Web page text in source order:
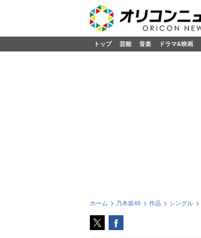
トップ 芸能 音楽 ドラマ&映画
ホーム 乃木坂46 作品 シングル